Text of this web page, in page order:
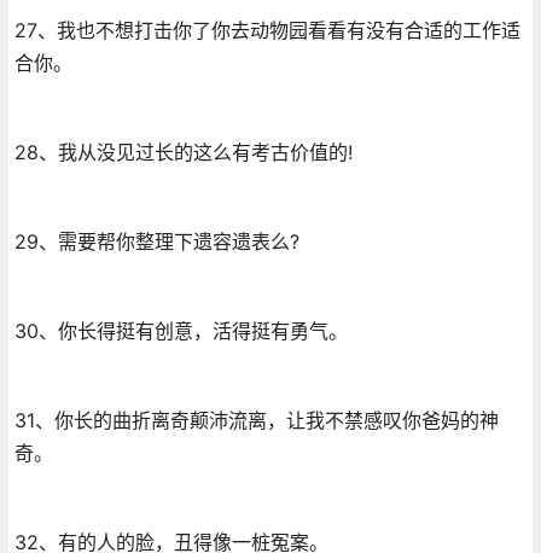
27、我也不想打击你了你去动物园看看有没有合适的工作适
合你。
28、我从没见过长的这么有考古价值的!
29、需要帮你整理下遗容遗表么?
30、你长得挺有创意，活得挺有勇气。
31、你长的曲折离奇颠沛流离，让我不禁感叹你爸妈的神
奇。
32、有的人的脸，丑得像一桩冤案。